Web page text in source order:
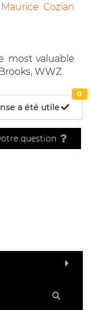
Maurice Cozian
most valuable
WWZ
a été utile
0
question